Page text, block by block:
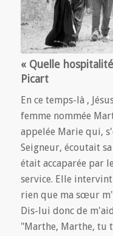
« Quelle
Picart
En ce temps-là ,
femme nommée
appelée Marie qui,
Seigneur, écoutait
était accaparée par
service. Elle
rien que ma sœur
Dis-lui donc de
"Marthe, Marthe, tu